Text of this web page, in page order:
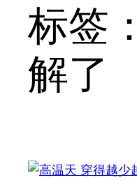
标签：
解了